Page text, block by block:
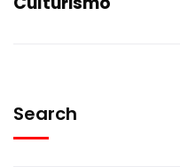
Search